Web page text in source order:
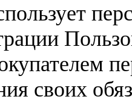
своих